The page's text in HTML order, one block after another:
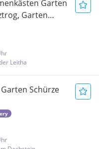
Garten
Garten
Antik
Leitha
Schürze